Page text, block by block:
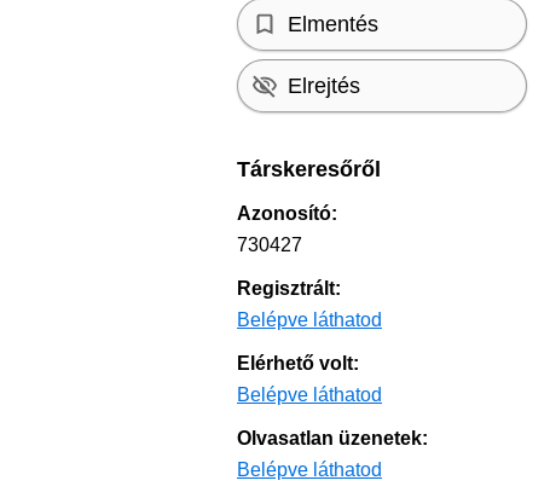
Elmentés
Elrejtés
Társkeresőről
Azonosító:
730427
Regisztrált:
Belépve láthatod
Elérhető volt:
Belépve láthatod
Olvasatlan üzenetek:
Belépve láthatod